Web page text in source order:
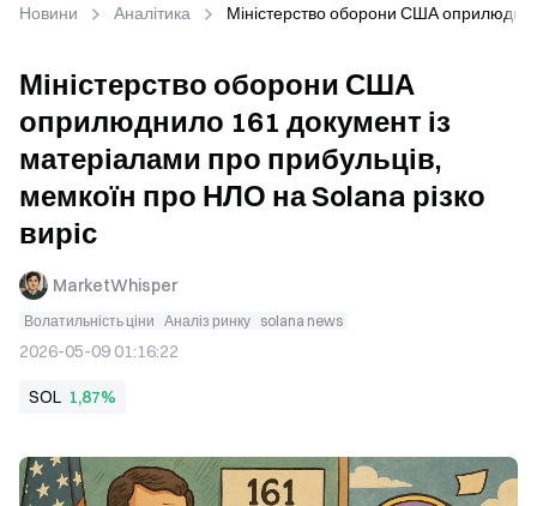
Новини Аналітика Міністерство оборони США
Міністерство оборони США
оприлюднило 161 документ із
матеріалами про прибульців,
мемкоїн про НЛО на Solana різко
виріс
MarketWhisper
Волатильність ціни Аналіз ринку solana news
2026-05-09 01:16:22
SOL 1,87%